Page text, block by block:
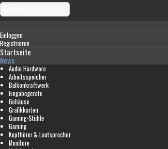
Einloggen
Registrieren
Startseite
News
Audio Hardware
Arbeitsspeicher
Balkonkraftwerk
Eingabegeräte
Gehäuse
Grafikkarten
Gaming-Stühle
Gaming
Kopfhörer & Lautsprecher
Monitore